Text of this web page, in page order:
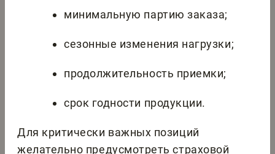
минимальную партию заказа;
сезонные изменения нагрузки;
продолжительность приемки;
срок годности продукции.
Для критически важных позиций
желательно предусмотреть страховой